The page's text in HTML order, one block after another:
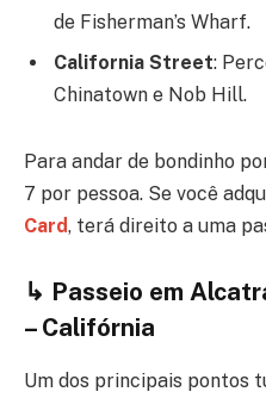
de Fisherman’s Wharf.
California Street:
Chinatown e Nob Hill.
Para andar de bondinho
7 por pessoa. Se você
Card, terá direito a uma
↳ Passeio em
– Califórnia
Um dos principais pontos